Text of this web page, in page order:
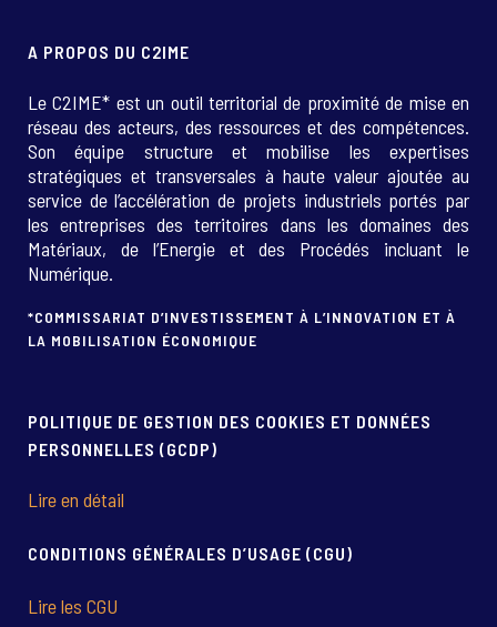
A PROPOS DU C2IME
Le C2IME* est un outil territorial de proximité de mise en
réseau des acteurs, des ressources et des compétences.
Son équipe structure et mobilise les expertises
stratégiques et transversales à haute valeur ajoutée au
service de l’accélération de projets industriels portés par
les entreprises des territoires dans les domaines des
Matériaux, de l’Energie et des Procédés incluant le
Numérique.
*COMMISSARIAT D’INVESTISSEMENT À L’INNOVATION ET À
LA MOBILISATION ÉCONOMIQUE
POLITIQUE DE GESTION DES COOKIES ET DONNÉES
PERSONNELLES (GCDP)
Lire en détail
CONDITIONS GÉNÉRALES D’USAGE (CGU)
Lire les CGU